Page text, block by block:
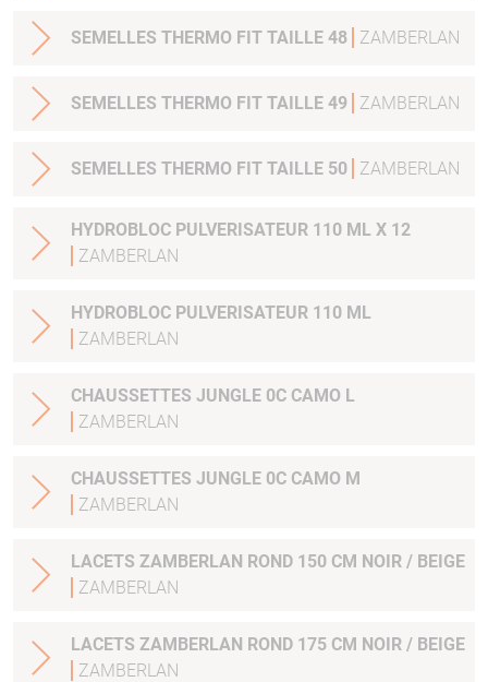
SEMELLES THERMO FIT TAILLE 48 ZAMBERLAN
SEMELLES THERMO FIT TAILLE 49 ZAMBERLAN
SEMELLES THERMO FIT TAILLE 50 ZAMBERLAN
HYDROBLOC PULVERISATEUR 110 ML X 12
ZAMBERLAN
HYDROBLOC PULVERISATEUR 110 ML
ZAMBERLAN
CHAUSSETTES JUNGLE 0C CAMO L
ZAMBERLAN
CHAUSSETTES JUNGLE 0C CAMO M
ZAMBERLAN
LACETS ZAMBERLAN ROND 150 CM NOIR / BEIGE
ZAMBERLAN
LACETS ZAMBERLAN ROND 175 CM NOIR / BEIGE
ZAMBERLAN